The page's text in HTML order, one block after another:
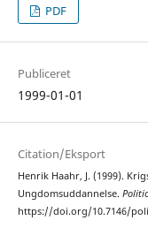
PDF
Publiceret
1999-01-01
Citation/Eksport
Henrik Haahr, J. (1999).
Ungdomsuddannelse.
https://doi.org/10.7146/